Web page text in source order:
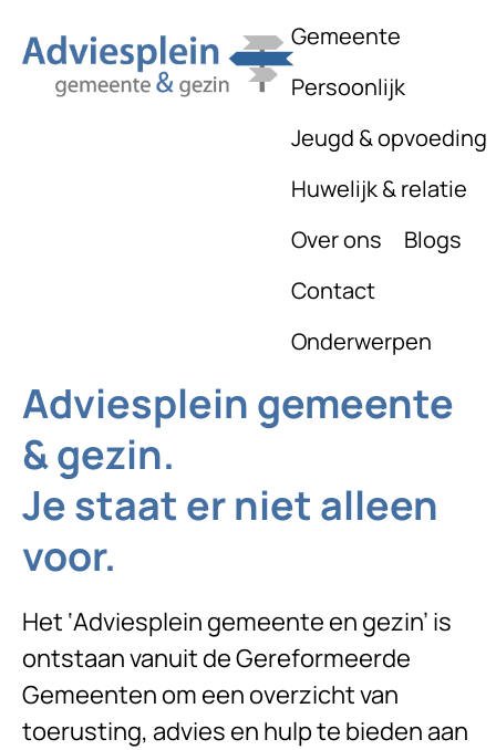
Gemeente
Persoonlijk
Jeugd & opvoeding
Huwelijk & relatie
Over ons
Blogs
Contact
Onderwerpen
Adviesplein gemeente
& gezin.
Je staat er niet alleen
voor.
Het ‘Adviesplein gemeente en gezin’ is
ontstaan vanuit de Gereformeerde
Gemeenten om een overzicht van
toerusting, advies en hulp te bieden aan